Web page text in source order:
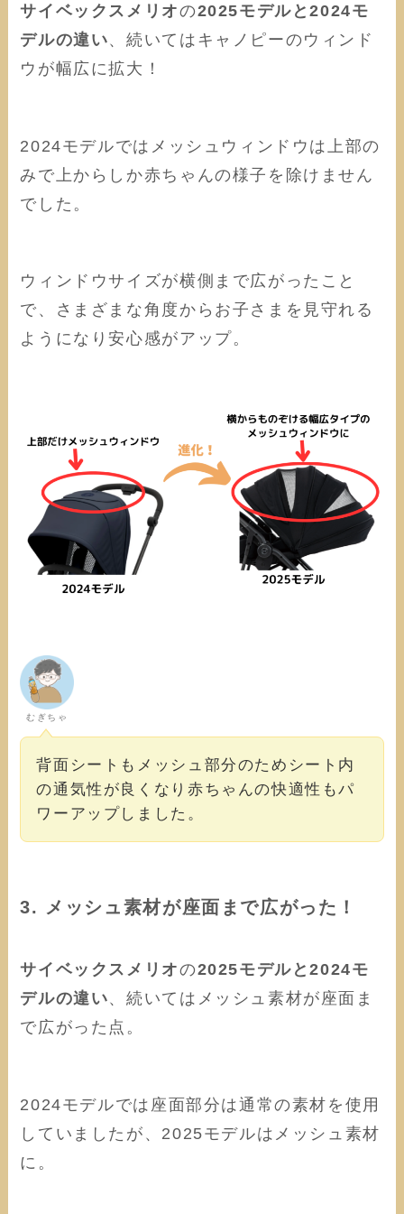
サイベックスメリオの2025モデルと2024モ
デルの違い、続いてはキャノピーのウィンド
ウが幅広に拡大！
2024モデルではメッシュウィンドウは上部の
みで上からしか赤ちゃんの様子を除けません
でした。
ウィンドウサイズが横側まで広がったこと
で、さまざまな角度からお子さまを見守れる
ようになり安心感がアップ。
むぎちゃ
背面シートもメッシュ部分のためシート内
の通気性が良くなり赤ちゃんの快適性もパ
ワーアップしました。
3. メッシュ素材が座面まで広がった！
サイベックスメリオの2025モデルと2024モ
デルの違い、続いてはメッシュ素材が座面ま
で広がった点。
2024モデルでは座面部分は通常の素材を使用
していましたが、2025モデルはメッシュ素材
に。